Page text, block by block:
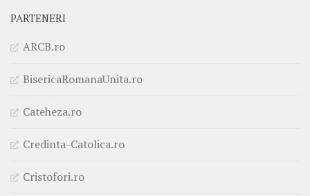
PARTENERI
ARCB.ro
BisericaRomanaUnita.ro
Cateheza.ro
Credinta-Catolica.ro
Cristofori.ro